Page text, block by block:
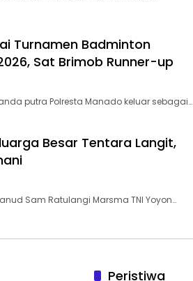
Turnamen Badminton
Sat Brimob Runner-up
putra Polresta Manado keluar sebagai…
Besar Tentara Langit,
Sam Ratulangi Marsma TNI Yoyon…
Peristiwa